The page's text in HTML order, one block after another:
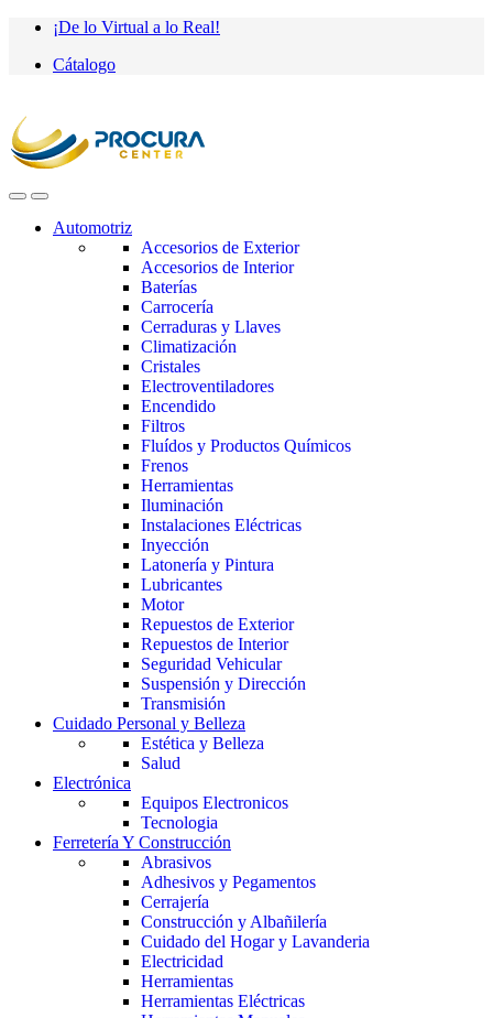
Saltar
navegación
saltar
contenido
¡De lo Virtual a lo Real!
Cátalogo
Automotriz
Accesorios de Exterior
Accesorios de Interior
Baterías
Carrocería
Cerraduras y Llaves
Climatización
Cristales
Electroventiladores
Encendido
Filtros
Fluídos y Productos Químicos
Frenos
Herramientas
Iluminación
Instalaciones Eléctricas
Inyección
Latonería y Pintura
Lubricantes
Motor
Repuestos de Exterior
Repuestos de Interior
Seguridad Vehicular
Suspensión y Dirección
Transmisión
Cuidado Personal y Belleza
Estética y Belleza
Salud
Electrónica
Equipos Electronicos
Tecnologia
Ferretería Y Construcción
Abrasivos
Adhesivos y Pegamentos
Cerrajería
Construcción y Albañilería
Cuidado del Hogar y Lavanderia
Electricidad
Herramientas
Herramientas Eléctricas